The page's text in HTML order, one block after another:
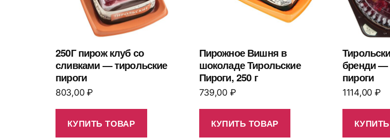
250Г пирож клуб со
сливками — тирольские
пироги
803,00₽
КУПИТЬ ТОВАР
Пирожное Вишня в
шоколаде Тирольские
Пироги, 250 г
739,00 ₽
КУПИТЬ ТОВАР
бренди —
пироги
1114,00 ₽